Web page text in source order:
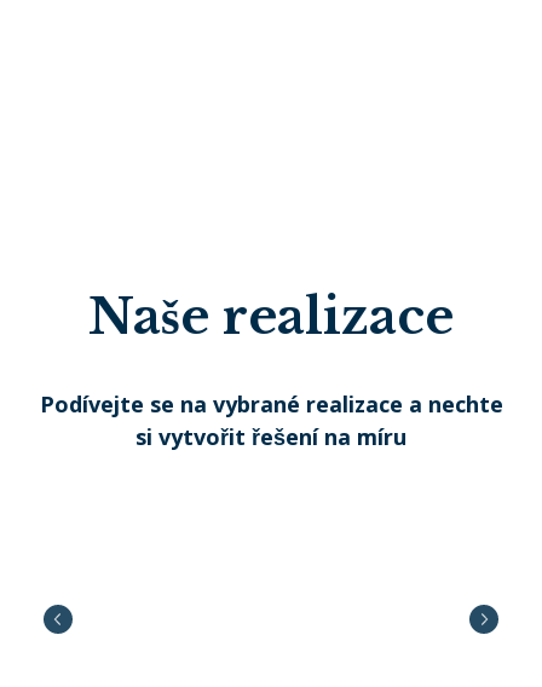
Naše realizace
Podívejte se na vybrané realizace a nechte
si vytvořit řešení na míru